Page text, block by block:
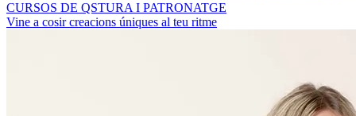
CURSOS DE QSTURA I PATRONATGE
Vine a cosir creacions úniques al teu ritme